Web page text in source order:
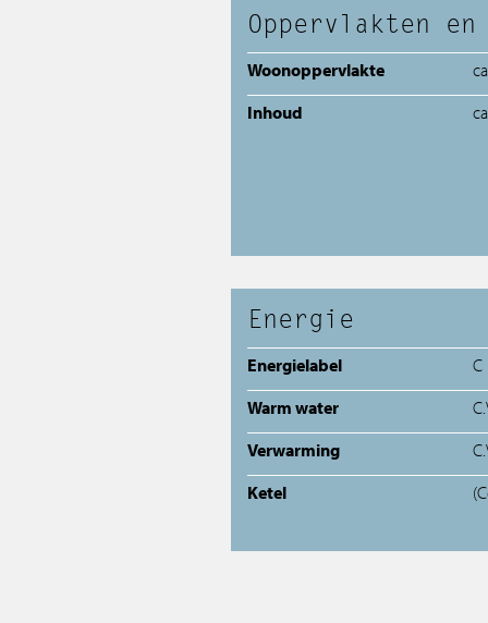
Oppervlakten en
Woonoppervlakte
Inhoud
Energie
Energielabel
C
Warm water
Verwarming
Ketel